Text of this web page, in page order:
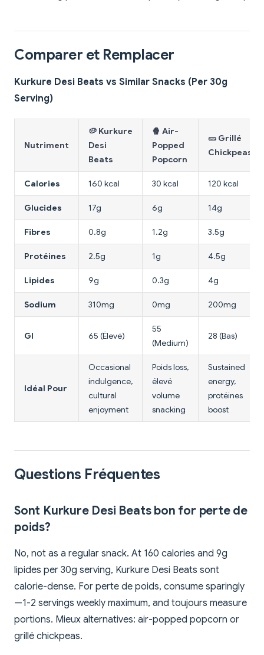
Comparer et Remplacer
Kurkure Desi Beats vs Similar Snacks (Per 30g
Serving)
Nutriment
🥔 Kurkure
Desi
Beats
🍿 Air-
Popped
Popcorn
🥒 Grillé
Chickpeas
Calories 160 kcal 30 kcal 120 kcal
Glucides 17g 6g 14g
Fibres 0.8g 1.2g 3.5g
Protéines 2.5g 1g 4.5g
Lipides 9g 0.3g 4g
Sodium 310mg 0mg 200mg
GI 65 (Élevé)
55
(Medium)
28 (Bas)
Idéal Pour
Occasional
indulgence,
cultural
enjoyment
Poids loss,
élevé
volume
snacking
Sustained
energy,
protéines
boost
Questions Fréquentes
Sont Kurkure Desi Beats bon for perte de
poids?
No, not as a regular snack. At 160 calories and 9g
lipides per 30g serving, Kurkure Desi Beats sont
calorie-dense. For perte de poids, consume sparingly
—1-2 servings weekly maximum, and toujours measure
portions. Mieux alternatives: air-popped popcorn or
grillé chickpeas.